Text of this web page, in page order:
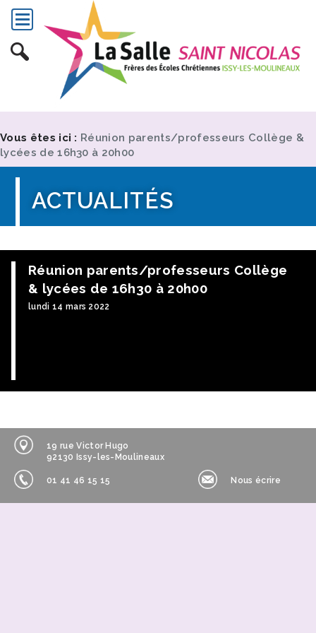
Vous êtes ici : Réunion parents/professeurs Collège &
lycées de 16h30 à 20h00
ACTUALITÉS
Réunion parents/professeurs Collège
& lycées de 16h30 à 20h00
lundi 14 mars 2022
19 rue Victor Hugo
92130 Issy-les-Moulineaux
01 41 46 15 15 Nous écrire